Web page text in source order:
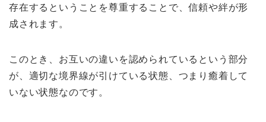
存在するということを尊重することで、信頼や絆が形
成されます。
このとき、お互いの違いを認められているという部分
が、適切な境界線が引けている状態、つまり癒着して
いない状態なのです。